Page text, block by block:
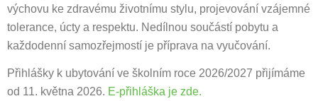
výchovu ke zdravému životnímu stylu, projevování vzájemné
tolerance, úcty a respektu. Nedílnou součástí pobytu a
každodenní samozřejmostí je příprava na vyučování.
Přihlášky k ubytování ve školním roce 2026/2027 přijímáme
od 11. května 2026. E-přihláška je zde.